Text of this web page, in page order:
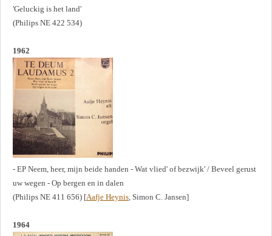
'Geluckig is het land'
(Philips NE 422 534)
1962
- EP Neem, heer, mijn beide handen - Wat vlied' of bezwijk' / Beveel gerust
uw wegen - Op bergen en in dalen
(Philips NE 411 656) [Aafje Heynis , Simon C. Jansen]
1964